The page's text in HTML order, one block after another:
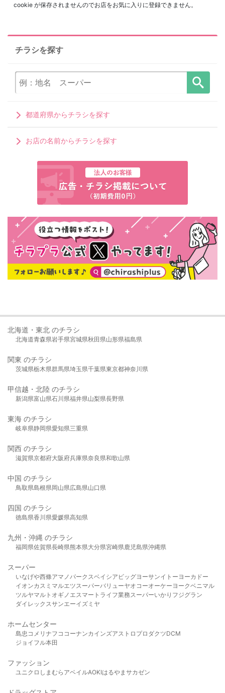
cookie が保存されませんのでお店をお気に入りに登録できません。
チラシを探す
都道府県からチラシを探す
お店の名前からチラシを探す
北海道・東北 のチラシ
北海道青森県岩手県宮城県秋田県山形県福島県
関東 のチラシ
茨城県栃木県群馬県埼玉県千葉県東京都神奈川県
甲信越・北陸 のチラシ
新潟県富山県石川県福井県山梨県長野県
東海 のチラシ
岐阜県静岡県愛知県三重県
関西 のチラシ
滋賀県京都府大阪府兵庫県奈良県和歌山県
中国 のチラシ
鳥取県島根県岡山県広島県山口県
四国 のチラシ
徳島県香川県愛媛県高知県
九州・沖縄 のチラシ
福岡県佐賀県長崎県熊本県大分県宮崎県鹿児島県沖縄県
スーパー
いなげや西條アマノパークスベイシア ビッグヨーサンイトーヨーカドー
イオンカスミ マルエツスーパーバリューヤオコーオーケー ヨークベニマル
ツルヤマルト オギノ エスマート ライフ業務スーパーいかり フジグラン
ダイレックスサンエーイズミヤ
ホームセンター
島忠 コメリ ナフコ コーナンカインズアストロプロダクツDCM
ジョイフル本田
ファッション
ユニクロ しまむら アベイルAOKIはるやま サカゼン